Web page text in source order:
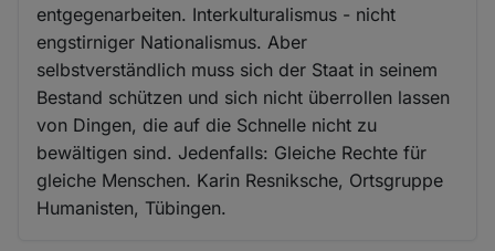
entgegenarbeiten. Interkulturalismus - nicht
engstirniger Nationalismus. Aber
selbstverständlich muss sich der Staat in seinem
Bestand schützen und sich nicht überrollen lassen
von Dingen, die auf die Schnelle nicht zu
bewältigen sind. Jedenfalls: Gleiche Rechte für
gleiche Menschen. Karin Resniksche, Ortsgruppe
Humanisten, Tübingen.